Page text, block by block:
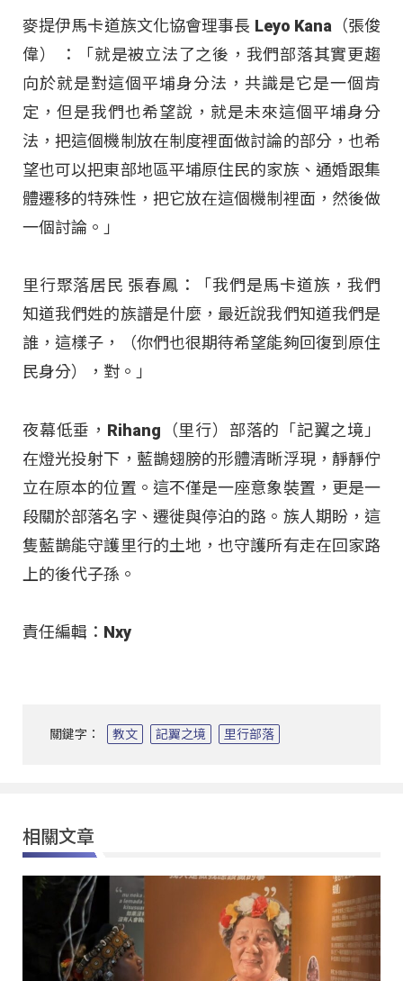
麥提伊馬卡道族文化協會理事長 Leyo Kana（張俊
偉） ：「就是被立法了之後，我們部落其實更趨
向於就是對這個平埔身分法，共識是它是一個肯
定，但是我們也希望說，就是未來這個平埔身分
法，把這個機制放在制度裡面做討論的部分，也希
望也可以把東部地區平埔原住民的家族、通婚跟集
體遷移的特殊性，把它放在這個機制裡面，然後做
一個討論。」
里行聚落居民 張春鳳：「我們是馬卡道族，我們
知道我們姓的族譜是什麼，最近說我們知道我們是
誰，這樣子，（你們也很期待希望能夠回復到原住
民身分），對。」
夜幕低垂，Rihang（里行）部落的「記翼之境」
在燈光投射下，藍鵲翅膀的形體清晰浮現，靜靜佇
立在原本的位置。這不僅是一座意象裝置，更是一
段關於部落名字、遷徙與停泊的路。族人期盼，這
隻藍鵲能守護里行的土地，也守護所有走在回家路
上的後代子孫。
責任編輯：Nxy
關鍵字： 教文 記翼之境 里行部落
相關文章